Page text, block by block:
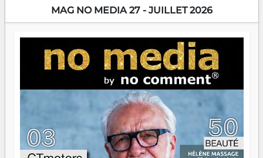
encore meilleures. Aina Rasamoelina vient de décrocher le
Prix RFI Instrumental Afrique. Miangaly Elia rafle le Prix
jeunes qui tiennent la torche. Alors oui, on pourrait
s'arrêter là, applaudir et rentrer chez soi satisfait. Mais ce
serait passer à côté d'une chose essentielle. La fougue, ça
brûle fort — et parfois, ça brûle vite. Une flamme sans
direction peut éclairer autant qu'elle peut consumer. C'est
là que les aînés entrent en scène — pas pour reprendre le
gouvernail, mais pour montrer où sont les récifs. Les jeunes
ont la force, les vieux ont l'expérience, comme on dit. Ce
n'est pas un combat de générations — c'est une question
d'équipage. Partagez vos réussites, mais aussi vos échecs.
Surtout vos échecs, d'ailleurs — ils enseignent mieux que
n'importe quel manuel. À Madagascar, la barque avance.
MAG NO MEDIA 27 - JUILLET 2026